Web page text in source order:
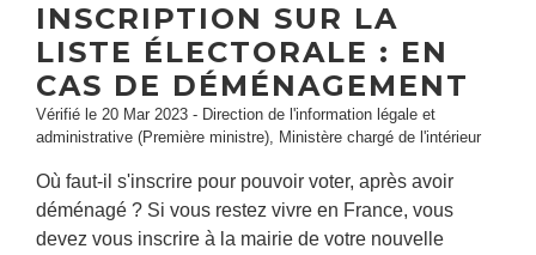
INSCRIPTION SUR LA
LISTE ÉLECTORALE : EN
CAS DE DÉMÉNAGEMENT
Vérifié le 20 Mar 2023 - Direction de l'information légale et
administrative (Première ministre), Ministère chargé de l'intérieur
Où faut-il s'inscrire pour pouvoir voter, après avoir
déménagé ? Si vous restez vivre en France, vous
devez vous inscrire à la mairie de votre nouvelle